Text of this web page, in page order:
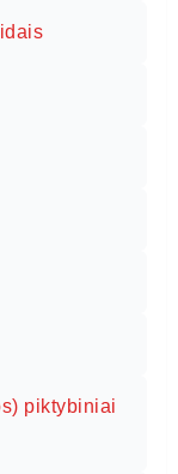
piktybiniai